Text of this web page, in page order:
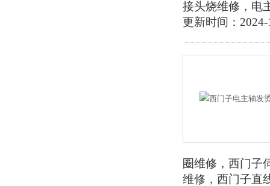
接头烧维修，电
更新时间：2024-
圈维修，西门子
维修，西门子直